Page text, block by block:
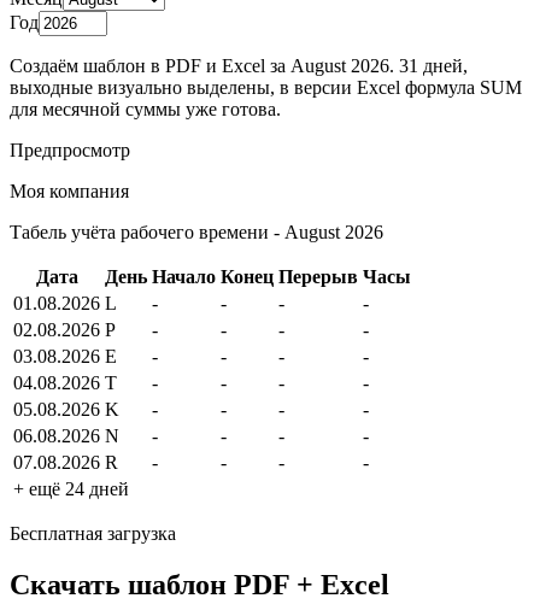
Год
Создаём шаблон в PDF и Excel за August 2026. 31 дней,
выходные визуально выделены, в версии Excel формула SUM
для месячной суммы уже готова.
Предпросмотр
Моя компания
Табель учёта рабочего времени - August 2026
Дата День Начало Конец Перерыв Часы
01.08.2026 L - - -
-
02.08.2026 P - - -
-
03.08.2026 E - - -
-
04.08.2026 T - - -
-
05.08.2026 K - - -
-
06.08.2026 N - - -
-
07.08.2026 R - - -
-
+ ещё 24 дней
Бесплатная загрузка
Скачать шаблон PDF + Excel